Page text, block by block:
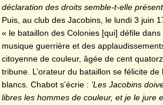
déclaration des droits semble-t-elle
Puis, au club des Jacobins, le lundi 3 juin
« le bataillon des Colonies [qui] défile
musique guerrière et des
citoyenne de couleur, âgée de cent
tribune. L’orateur du bataillon se félicite
blancs. Chabot s’écrie : ’Les Jacobins
libres les hommes de couleur, et je le jure